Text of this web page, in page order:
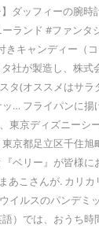
ッフィーの腕
ンド #ファン
キャンディー
社が製造し、
(オススメは
… フライパン
京ディズニー
都足立区千住
ベリー』が皆
こさんが. カ
ルスのパンデ
）では、おう